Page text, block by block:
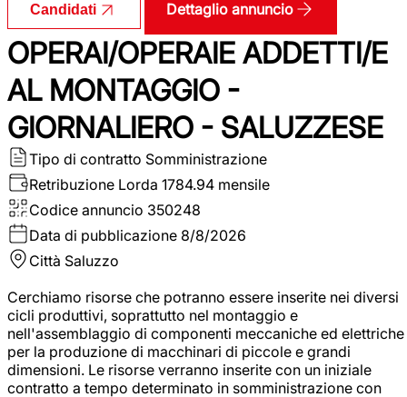
Candidati Dettaglio annuncio
OPERAI/OPERAIE ADDETTI/E
AL MONTAGGIO -
GIORNALIERO - SALUZZESE
Tipo di contratto Somministrazione
Retribuzione Lorda 1784.94 mensile
Codice annuncio 350248
Data di pubblicazione 8/8/2026
Città Saluzzo
Cerchiamo risorse che potranno essere inserite nei diversi
cicli produttivi, soprattutto nel montaggio e
nell'assemblaggio di componenti meccaniche ed elettriche
per la produzione di macchinari di piccole e grandi
dimensioni. Le risorse verranno inserite con un iniziale
contratto a tempo determinato in somministrazione con